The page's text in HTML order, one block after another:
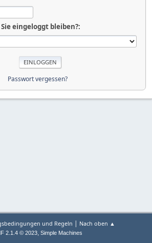
eingeloggt bleiben?:
Passwort vergessen?
und Regeln | Nach oben ▲
2.1.4 © 2023, Simple Machines